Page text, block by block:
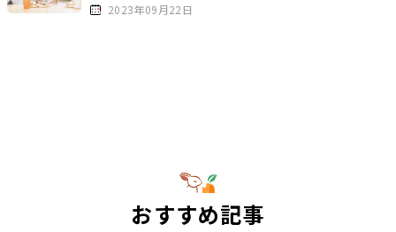
2023年09月22日
おすすめ記事